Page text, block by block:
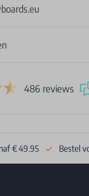
486 reviews
€ 49.95 Bestel